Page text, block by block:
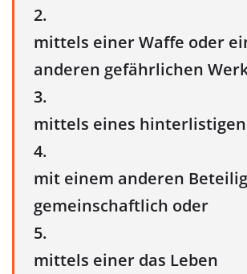
2.
mittels einer Waffe oder
anderen gefährlichen
3.
mittels eines
4.
mit einem anderen
gemeinschaftlich oder
5.
mittels einer das Leben